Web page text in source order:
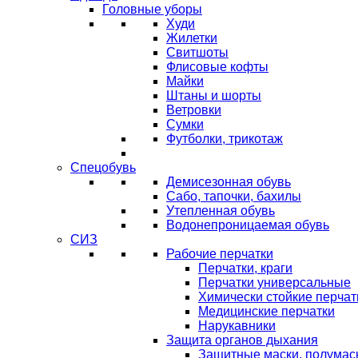
Головные уборы
Худи
Жилетки
Свитшоты
Флисовые кофты
Майки
Штаны и шорты
Ветровки
Сумки
Футболки, трикотаж
Спецобувь
Демисезонная обувь
Сабо, тапочки, бахилы
Утепленная обувь
Водонепроницаемая обувь
СИЗ
Рабочие перчатки
Перчатки, краги
Перчатки универсальные
Химически стойкие
Медицинские перчатки
Нарукавники
Защита органов дыхания
Защитные маски,